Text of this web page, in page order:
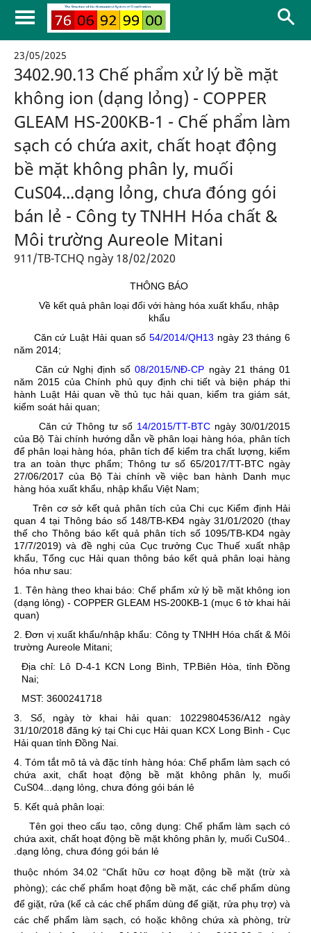
23/05/2025
3402.90.13 Chế phẩm xử lý bề mặt
không ion (dạng lỏng) - COPPER
GLEAM HS-200KB-1 - Chế phẩm làm
sạch có chứa axit, chất hoạt động
bề mặt không phân ly, muối
CuS04...dạng lỏng, chưa đóng gói
bán lẻ - Công ty TNHH Hóa chất &
Môi trường Aureole Mitani
911/TB-TCHQ ngày 18/02/2020
THÔNG BÁO
Về kết quả phân loại đối với hàng hóa xuất khẩu, nhập
khẩu
Căn cứ Luật Hải quan số 54/2014/QH13 ngày 23 tháng 6
năm 2014;
Căn cứ Nghị định số08/2015/NĐ-CP ngày 21 tháng 01
năm 2015 của Chính phủ quy định chi tiết và biện pháp thi
hành Luật Hải quan về thủ tục hải quan, kiểm tra giám sát,
kiểm soát hải quan;
Căn cứ Thông tư số 14/2015/TT-BTC ngày 30/01/2015
của Bộ Tài chính hướng dẫn về phân loại hàng hóa, phân tích
để phân loại hàng hóa, phân tích để kiểm tra chất lượng, kiểm
tra an toàn thực phẩm; Thông tư số 65/2017/TT-BTC ngày
27/06/2017 của Bộ Tài chính về việc ban hành Danh mục
hàng hóa xuất khẩu, nhập khẩu Việt Nam;
Trên cơ sở kết quả phân tích của Chi cục Kiểm định Hải
quan 4 tại Thông báo số 148/TB-KĐ4 ngày 31/01/2020 (thay
thế cho Thông báo kết quả phân tích số 1095/TB-KD4 ngày
17/7/2019) và đề nghị của Cục trưởng Cục Thuế xuất nhập
khẩu, Tống cục Hải quan thông báo kết quả phân loại hàng
hóa như sau:
1. Tên hàng theo khai báo: Chế phẩm xử lý bề mặt không ion
(dạng lỏng) - COPPER GLEAM HS-200KB-1 (mục 6 tờ khai hải
quan)
2. Đơn vị xuất khẩu/nhập khẩu: Công ty TNHH Hóa chất & Môi
trường Aureole Mitani;
Địa chỉ: Lô D-4-1 KCN Long Bình, TP.Biên Hòa, tỉnh Đồng
Nai;
MST: 3600241718
3. Số, ngày tờ khai hải quan: 10229804536/A12 ngày
31/10/2018 đăng ký tại Chi cục Hải quan KCX Long Bình - Cục
Hải quan tỉnh Đồng Nai.
4. Tóm tắt mô tả và đặc tính hàng hóa: Chế phẩm làm sạch có
chứa axit, chất hoạt động bề mặt không phân ly, muối
CuS04...dạng lỏng, chưa đóng gói bán lẻ
5. Kết quả phân loại:
Tên gọi theo cấu tạo, công dụng: Chế phẩm làm sạch có
chứa axit, chất hoạt động bề mặt không phân ly, muối CuS04..
.dạng lỏng, chưa đóng gói bán lẻ
thuộc nhóm 34.02 “Chất hữu cơ hoạt động bề mặt (trừ xà
phòng); các chế phẩm hoạt động bề mặt, các chế phẩm dùng
để giặt, rửa (kể cả các chế phẩm dùng để giặt, rửa phụ trợ) và
các chế phẩm làm sạch, có hoặc không chứa xà phòng, trừ